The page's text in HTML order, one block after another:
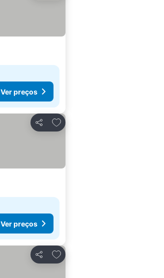
Ver preços
Partilhar
Adicionar aos favoritos
Ver preços
Partilhar
Adicionar aos favoritos